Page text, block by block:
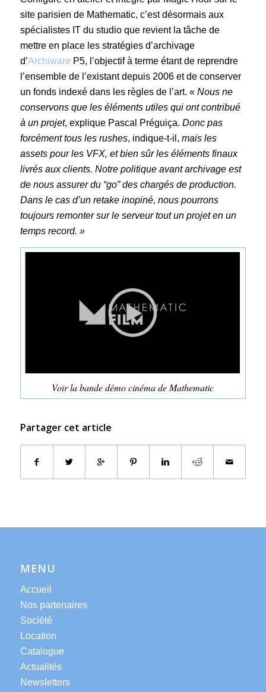
site parisien de Mathematic, c’est désormais aux
spécialistes IT du studio que revient la tâche de
mettre en place les stratégies d’archivage
d’Archiware P5, l’objectif à terme étant de reprendre
l’ensemble de l’existant depuis 2006 et de conserver
un fonds indexé dans les règles de l’art. « Nous ne
conservons que les éléments utiles qui ont contribué
à un projet, explique Pascal Préguiça. Donc pas
forcément tous les rushes, indique-t-il, mais les
assets pour les VFX, et bien sûr les éléments finaux
livrés aux clients. Notre politique avant archivage est
de nous assurer du “go” des chargés de production.
Dans le cas d’un retake inopiné, nous pourrons
toujours remonter sur le serveur tout un projet en un
temps record. »
Voir la bande démo cinéma de Mathematic
Partager cet article
MENU
Accueil
Nos partenaires
Société
Location
Catalogue
Actualités
Newsletters